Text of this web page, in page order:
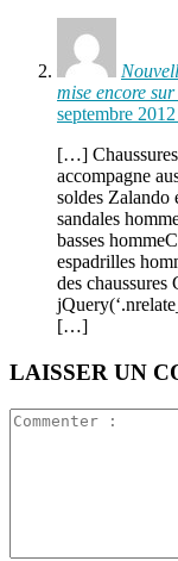
mise encore
septembre
[…]
accompagne
soldes Zalando
sandales
basses
espadrilles
des chaussures
[…]
LAISSER UN